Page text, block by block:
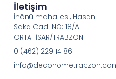
İletişim
İnönü mahallesi, Hasan
Saka Cad. NO: 18/A
ORTAHİSAR/TRABZON
0 (462) 229 14 86